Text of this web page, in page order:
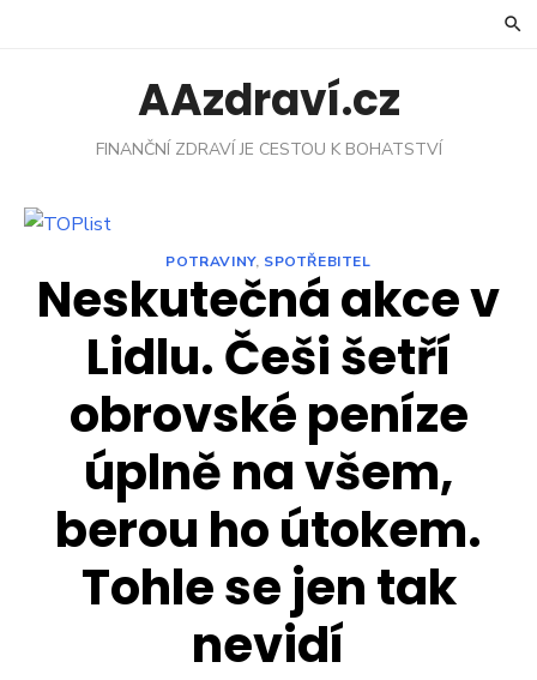
AAzdraví.cz
FINANČNÍ ZDRAVÍ JE CESTOU K BOHATSTVÍ
POTRAVINY, SPOTŘEBITEL
Neskutečná akce v
Lidlu. Češi šetří
obrovské peníze
úplně na všem,
berou ho útokem.
Tohle se jen tak
nevidí